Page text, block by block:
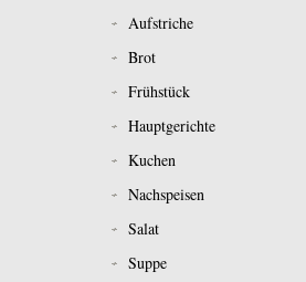
Aufstriche
Brot
Frühstück
Hauptgerichte
Kuchen
Nachspeisen
Salat
Suppe